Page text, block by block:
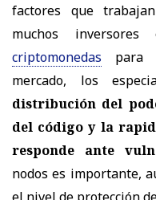
factores que
muchos
criptomonedas para
mercado, los
distribución del
del código y la
responde ante
nodos es importante,